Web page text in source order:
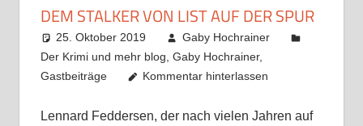
DEM STALKER VON LIST AUF DER SPUR
25. Oktober 2019
Gaby Hochrainer
Der Krimi und mehr blog Gaby Hochrainer,
Gastbeiträge
Kommentar hinterlassen
Lennard Feddersen, der nach vielen Jahren auf